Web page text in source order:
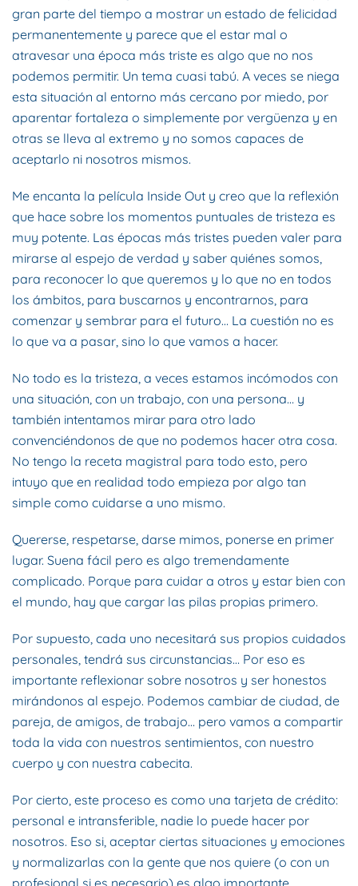
gran parte del tiempo a mostrar un estado de felicidad
permanentemente y parece que el estar mal o
atravesar una época más triste es algo que no nos
podemos permitir. Un tema cuasi tabú. A veces se niega
esta situación al entorno más cercano por miedo, por
aparentar fortaleza o simplemente por vergüenza y en
otras se lleva al extremo y no somos capaces de
aceptarlo ni nosotros mismos.
Me encanta la película Inside Out y creo que la reflexión
que hace sobre los momentos puntuales de tristeza es
muy potente. Las épocas más tristes pueden valer para
mirarse al espejo de verdad y saber quiénes somos,
para reconocer lo que queremos y lo que no en todos
los ámbitos, para buscarnos y encontrarnos, para
comenzar y sembrar para el futuro… La cuestión no es
lo que va a pasar, sino lo que vamos a hacer.
No todo es la tristeza, a veces estamos incómodos con
una situación, con un trabajo, con una persona… y
también intentamos mirar para otro lado
convenciéndonos de que no podemos hacer otra cosa.
No tengo la receta magistral para todo esto, pero
intuyo que en realidad todo empieza por algo tan
simple como cuidarse a uno mismo.
Quererse, respetarse, darse mimos, ponerse en primer
lugar. Suena fácil pero es algo tremendamente
complicado. Porque para cuidar a otros y estar bien con
el mundo, hay que cargar las pilas propias primero.
Por supuesto, cada uno necesitará sus propios cuidados
personales, tendrá sus circunstancias… Por eso es
importante reflexionar sobre nosotros y ser honestos
mirándonos al espejo. Podemos cambiar de ciudad, de
pareja, de amigos, de trabajo… pero vamos a compartir
toda la vida con nuestros sentimientos, con nuestro
cuerpo y con nuestra cabecita.
Por cierto, este proceso es como una tarjeta de crédito:
personal e intransferible, nadie lo puede hacer por
nosotros. Eso si, aceptar ciertas situaciones y emociones
y normalizarlas con la gente que nos quiere (o con un